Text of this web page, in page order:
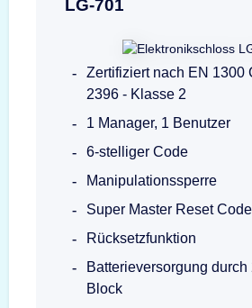
LG-701
Zertifiziert nach EN 1300
2396 - Klasse 2
1 Manager, 1 Benutzer
6-stelliger Code
Manipulationssperre
Super Master Reset Code
Rücksetzfunktion
Batterieversorgung durch
Block